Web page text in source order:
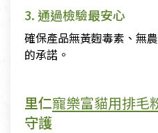
3. 通過檢驗最安心
確保產品無黃麴毒素、無
的承諾。
里仁寵樂富貓用排毛
守護